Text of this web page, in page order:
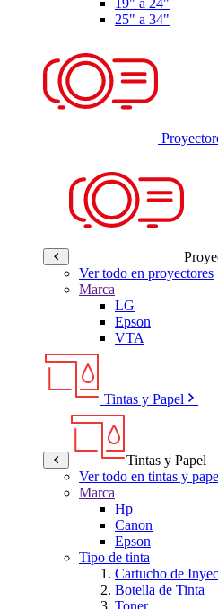
25" a 34"
Ver todo en proyectores
Marca
LG
Epson
VTA
Tintas y Papel
Tintas y Papel
Ver todo en tintas y
Marca
Hp
Canon
Epson
Tipo de tinta
Cartucho de
Botella de Tinta
Toner